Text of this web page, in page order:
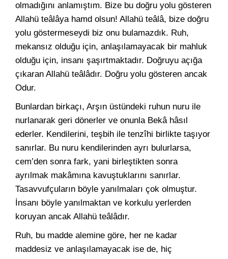
olmadığını anlamıştım. Bize bu doğru yolu gösteren
Allahü teâlâya hamd olsun! Allahü teâlâ, bize doğru
yolu göstermeseydi biz onu bulamazdık. Ruh,
mekansız olduğu için, anlaşılamayacak bir mahluk
olduğu için, insanı şaşırtmaktadır. Doğruyu açığa
çıkaran Allahü teâlâdır. Doğru yolu gösteren ancak
Odur.
Bunlardan birkaçı, Arşın üstündeki ruhun nuru ile
nurlanarak geri dönerler ve onunla Bekâ hâsıl
ederler. Kendilerini, teşbih ile tenzîhi birlikte taşıyor
sanırlar. Bu nuru kendilerinden ayrı bulurlarsa,
cem’den sonra fark, yani birleştikten sonra
ayrılmak makâmına kavuştuklarını sanırlar.
Tasavvufçuların böyle yanılmaları çok olmuştur.
İnsanı böyle yanılmaktan ve korkulu yerlerden
koruyan ancak Allahü teâlâdır.
Ruh, bu madde alemine göre, her ne kadar
maddesiz ve anlaşılamayacak ise de, hiç